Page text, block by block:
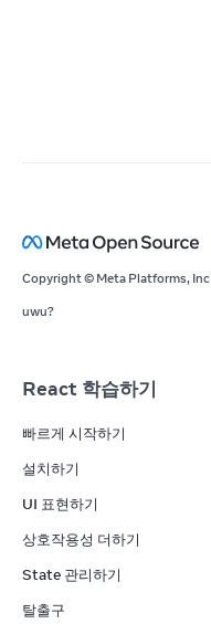
Copyright © Meta Platforms, Inc
uwu?
React 학습하기
빠르게 시작하기
설치하기
UI 표현하기
상호작용성 더하기
State 관리하기
탈출구